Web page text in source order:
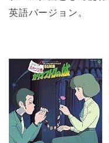
英語バージョン。